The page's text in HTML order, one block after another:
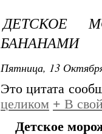
ДЕТСКОЕ
БАНАНАМИ
Пятница, 13
Это цитата
целиком + В
Детское